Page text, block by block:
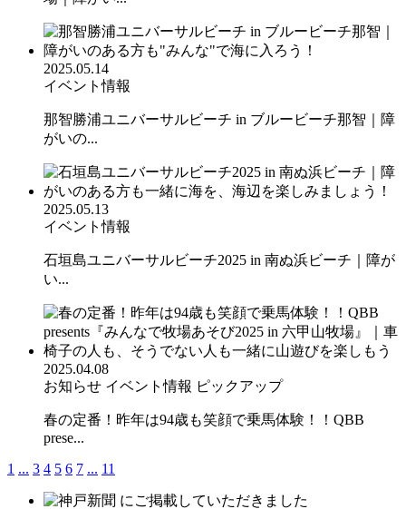
2025.05.14
イベント情報
那智勝浦ユニバーサルビーチ in ブルービーチ那智｜障
がいの...
2025.05.13
イベント情報
石垣島ユニバーサルビーチ2025 in 南ぬ浜ビーチ｜障が
い...
2025.04.08
お知らせ イベント情報 ピックアップ
春の定番！昨年は94歳も笑顔で乗馬体験！！QBB
prese...
1 ... 3 4 5 6 7 ... 11